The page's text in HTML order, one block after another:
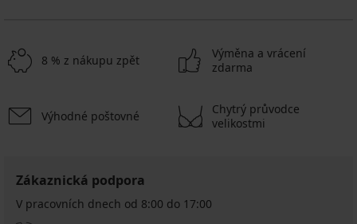
8 % z nákupu zpět
Výměna a vrácení
zdarma
Výhodné poštovné
Chytrý průvodce
velikostmi
Zákaznická podpora
V pracovních dnech od 8:00 do 17:00